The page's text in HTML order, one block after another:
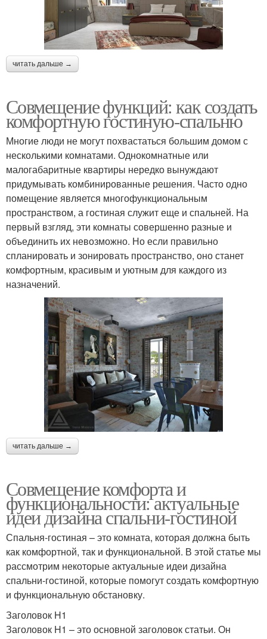
читать дальше →
Совмещение функций: как создать
комфортную гостиную-спальню
Многие люди не могут похвастаться большим домом с
несколькими комнатами. Однокомнатные или
малогабаритные квартиры нередко вынуждают
придумывать комбинированные решения. Часто одно
помещение является многофункциональным
пространством, а гостиная служит еще и спальней. На
первый взгляд, эти комнаты совершенно разные и
объединить их невозможно. Но если правильно
спланировать и зонировать пространство, оно станет
комфортным, красивым и уютным для каждого из
назначений.
читать дальше →
Совмещение комфорта и
функциональности: актуальные
идеи дизайна спальни-гостиной
Спальня-гостиная – это комната, которая должна быть
как комфортной, так и функциональной. В этой статье мы
рассмотрим некоторые актуальные идеи дизайна
спальни-гостиной, которые помогут создать комфортную
и функциональную обстановку.
Заголовок H1
Заголовок H1 – это основной заголовок статьи. Он